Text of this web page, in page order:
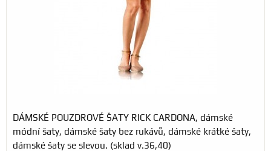
DÁMSKÉ POUZDROVÉ ŠATY RICK CARDONA, dámské
módní šaty, dámské šaty bez rukávů, dámské krátké šaty,
dámské šaty se slevou. (sklad v.36,40)